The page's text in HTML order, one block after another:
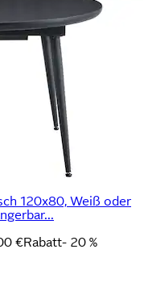
120x80, Weiß oder
€Rabatt- 20 %